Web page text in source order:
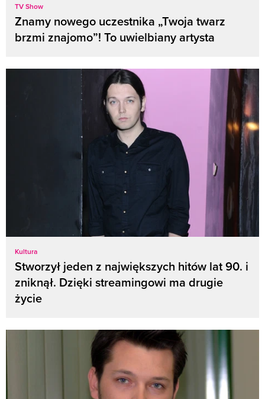
TV Show
Znamy nowego uczestnika „Twoja twarz
brzmi znajomo”! To uwielbiany artysta
Kultura
Stworzył jeden z największych hitów lat 90. i
zniknął. Dzięki streamingowi ma drugie
życie